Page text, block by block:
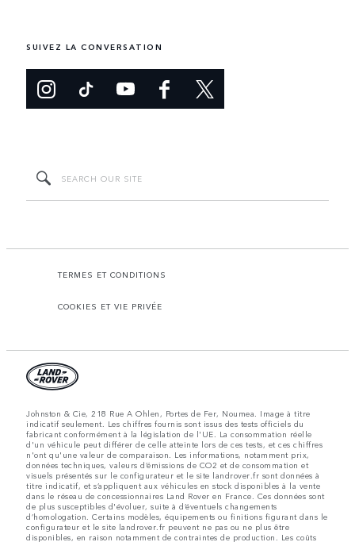
SUIVEZ LA CONVERSATION
TERMES ET CONDITIONS
COOKIES ET VIE PRIVÉE
Johnston & Cie, 218 Rue A Ohlen, Portes de Fer, Noumea. Image à titre
indicatif seulement. Les chiffres fournis sont issus des tests officiels du
fabricant conformément à la législation de l'UE. La consommation réelle
d'un véhicule peut différer de celle atteinte lors de ces tests, et ces chiffres
n'ont qu'une valeur de comparaison. Les informations, notamment prix,
données techniques, valeurs d’émissions de CO2 et de consommation et
visuels présentés sur le configurateur et le site landrover.fr sont données à
titre indicatif, et s’appliquent aux véhicules en stock disponibles à la vente
dans le réseau de concessionnaires Land Rover en France. Ces données sont
de plus susceptibles d'évoluer, suite à d’éventuels changements
d’homologation. Certains modèles, équipements ou finitions figurant dans le
configurateur et le site landrover.fr peuvent ne pas ou ne plus être
disponibles, en raison notamment de contraintes de production. Les coûts